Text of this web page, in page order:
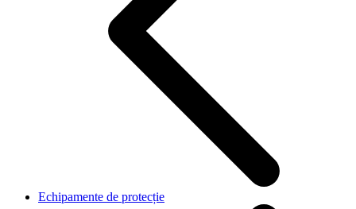
Echipamente de protecție